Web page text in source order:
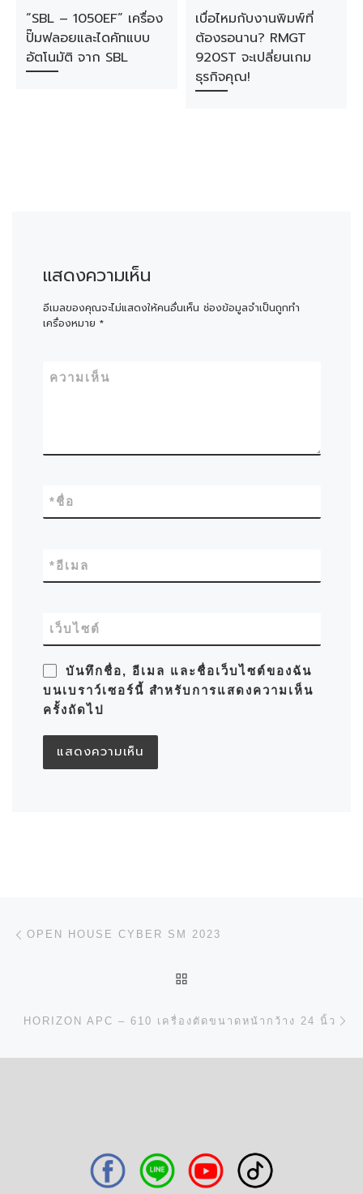
“SBL – 1050EF” เครื่อง
ปั๊มฟลอยและไดคัทแบบ
อัตโนมัติ จาก SBL
เบื่อไหมกับงานพิมพ์ที่
ต้องรอนาน? RMGT
920ST จะเปลี่ยนเกม
ธุรกิจคุณ!
แสดงความเห็น
อีเมลของคุณจะไม่แสดงให้คนอื่นเห็น ช่องข้อมูลจำเป็นถูกทำ
เครื่องหมาย *
ความเห็น
ชื่อ
*
อีเมล
*
เว็บไซต์
บันทึกชื่อ, อีเมล และชื่อเว็บไซต์ของฉัน
บนเบราว์เซอร์นี้ สำหรับการแสดงความเห็น
ครั้งถัดไป
การนำทางของเรื่อง
OPEN HOUSE CYBER SM 2023
HORIZON APC – 610 เครื่องตัดขนาดหน้ากว้าง 24 นิ้ว